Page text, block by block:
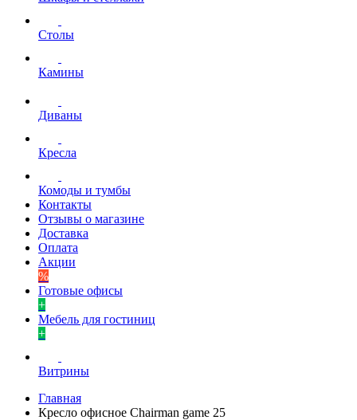
Столы
Камины
Диваны
Кресла
Комоды и тумбы
Контакты
Отзывы о магазине
Доставка
Оплата
Акции
%
Готовые офисы
+
Мебель для гостиниц
+
Витрины
Главная
Кресло офисное Chairman game 25